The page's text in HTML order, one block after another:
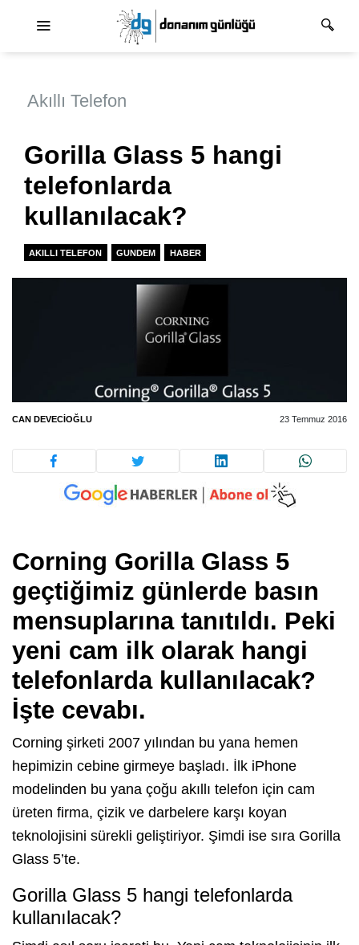
Akıllı Telefon
Gorilla Glass 5 hangi
telefonlarda
kullanılacak?
AKILLI TELEFON GUNDEM HABER
CAN DEVECIOĞLU 23 Temmuz 2016
Corning Gorilla Glass 5
geçtiğimiz günlerde basın
mensuplarına tanıtıldı. Peki
yeni cam ilk olarak hangi
telefonlarda kullanılacak?
İşte cevabı.
Corning şirketi 2007 yılından bu yana hemen
hepimizin cebine girmeye başladı. İlk iPhone
modelinden bu yana çoğu akıllı telefon için cam
üreten firma, çizik ve darbelere karşı koyan
teknolojisini sürekli geliştiriyor. Şimdi ise sıra Gorilla
Glass 5’te.
Gorilla Glass 5 hangi telefonlarda
kullanılacak?